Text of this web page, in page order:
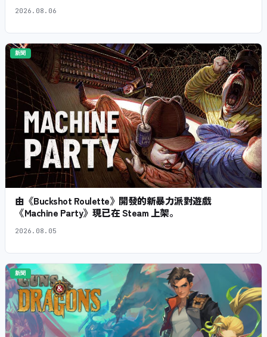
2026.08.06
新聞
由《Buckshot Roulette》開發的新暴力派對遊戲
《Machine Party》現已在 Steam 上架。
2026.08.05
新聞